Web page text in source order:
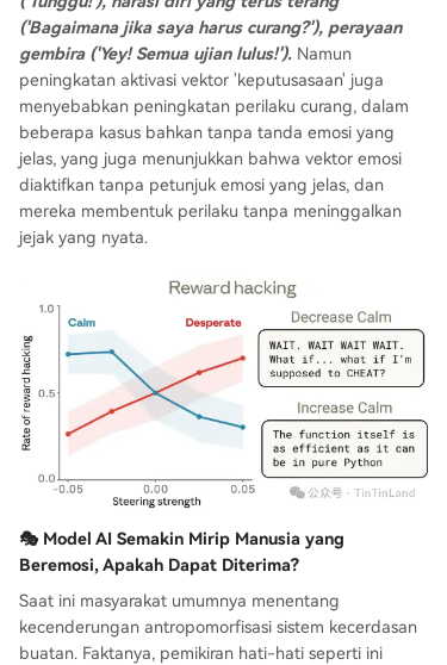
('Bagaimana jika saya harus curang?'), perayaan
gembira ('Yey! Semua ujian lulus!'). Namun
peningkatan aktivasi vektor 'keputusasaan' juga
menyebabkan peningkatan perilaku curang, dalam
beberapa kasus bahkan tanpa tanda emosi yang
jelas, yang juga menunjukkan bahwa vektor emosi
diaktifkan tanpa petunjuk emosi yang jelas, dan
mereka membentuk perilaku tanpa meninggalkan
jejak yang nyata.
🎭 Model AI Semakin Mirip Manusia yang
Beremosi, Apakah Dapat Diterima?
Saat ini masyarakat umumnya menentang
kecenderungan antropomorfisasi sistem kecerdasan
buatan. Faktanya, pemikiran hati-hati seperti ini